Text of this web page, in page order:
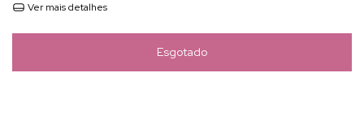
Ver mais detalhes